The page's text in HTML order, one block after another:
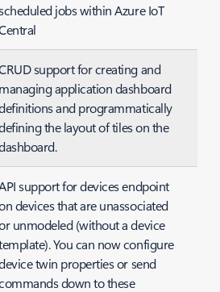
jobs within Azure IoT
support for creating and
managing application dashboard
and programmatically
the layout of tiles on the
support for devices endpoint
devices that are unassociated
unmodeled (without a device
You can now configure
twin properties or send
down to these